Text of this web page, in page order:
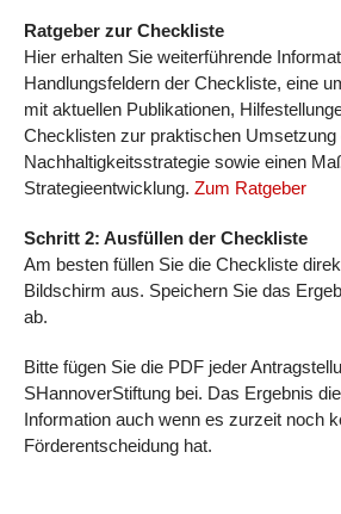
Ratgeber zur Checkliste
Hier erhalten Sie weiterführende
Handlungsfeldern der Checkliste, eine
mit aktuellen Publikationen,
Checklisten zur praktischen Umsetzung
Nachhaltigkeitsstrategie sowie einen
Strategieentwicklung. Zum Ratgeber
Schritt 2: Ausfüllen der Checkliste
Am besten füllen Sie die Checkliste
Bildschirm aus. Speichern Sie das
ab.
Bitte fügen Sie die PDF jeder
SHannoverStiftung bei. Das Ergebnis
Information auch wenn es zurzeit noch
Förderentscheidung hat.